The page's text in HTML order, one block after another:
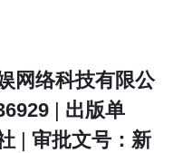
网络科技有限公
出版单
审批文号：新